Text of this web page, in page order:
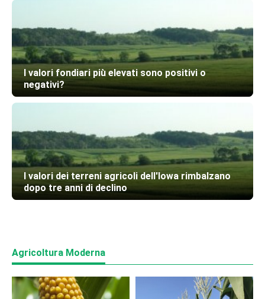
I valori fondiari più elevati sono positivi o
negativi?
I valori dei terreni agricoli dell'Iowa rimbalzano
dopo tre anni di declino
Agricoltura Moderna